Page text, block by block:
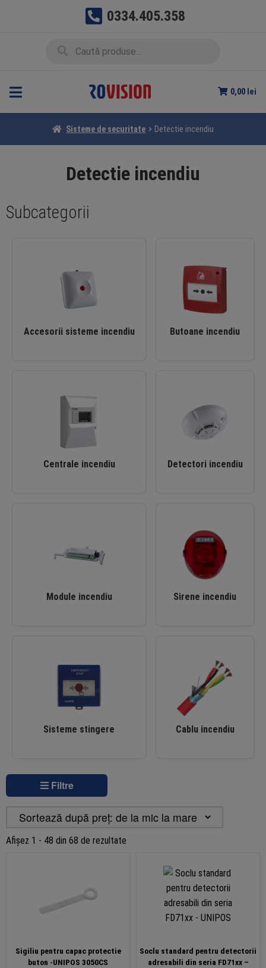
0334.405.358
0,00 lei
Sisteme de securitate Detectie incendiu
Detectie incendiu
Subcategorii
Accesorii sisteme incendiu Butoane incendiu
Centrale incendiu Detectori incendiu
Module incendiu Sirene incendiu
Sisteme stingere Cablu incendiu
Filtre
Afișez 1 - 48 din 68 de rezultate
Sigiliu pentru capac protectie
buton -UNIPOS 3050CS
Soclu standard pentru detectorii
adresabili din seria FD71xx –